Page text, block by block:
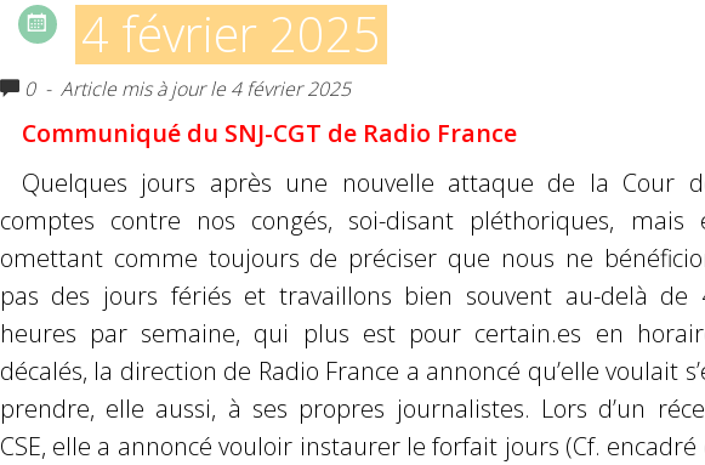
4 février 2025
0 - Article mis à jour le 4 février 2025
Communiqué du SNJ-CGT de Radio France
Quelques jours après une nouvelle attaque de la Cour
comptes contre nos congés, soi-disant pléthoriques, mais
omettant comme toujours de préciser que nous ne
pas des jours fériés et travaillons bien souvent au-delà de
heures par semaine, qui plus est pour certain.es en
décalés, la direction de Radio France a annoncé qu’elle voulait
prendre, elle aussi, à ses propres journalistes. Lors d’un
CSE, elle a annoncé vouloir instaurer le forfait jours (Cf. encadré